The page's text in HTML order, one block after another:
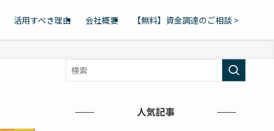
活用すべき理由 会社概要 【無料】資金調達のご相談 >
人気記事